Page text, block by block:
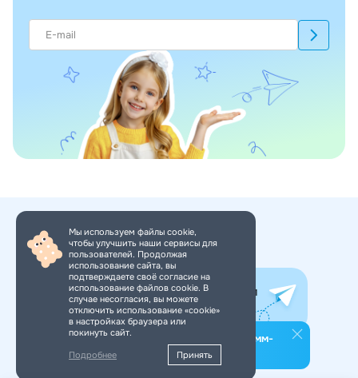
Подпишитесь на наш телеграмм-
канал
+7 (495) 150-34-11
Все самое интересное в нашем
Telegram-канале. Подпишись!
Мы используем файлы cookie,
чтобы улучшить наши сервисы для
пользователей. Продолжая
использование сайта, вы
подтверждаете своё согласие на
использование файлов cookie. В
случае несогласия, вы можете
отключить использование «cookie»
в настройках браузера или
покинуть сайт.
Подробнее
Принять